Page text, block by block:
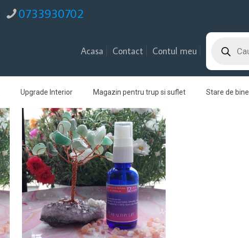
0733930702
Acasa Contact Contul meu search
Upgrade Interior Magazin pentru trup si suflet Stare de bine